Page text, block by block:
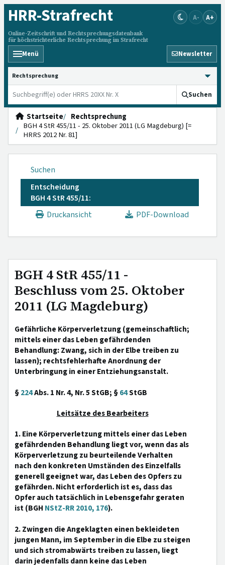
HRR-Strafrecht
Online-Zeitschrift und Rechtsprechungsdatenbank
für höchstrichterliche Rechtsprechung im Strafrecht
A- A+
Menü Newsletter
HRRS durchsuchen
Suchen
Startseite
Rechtsprechung
BGH 4 StR 455/11 - 25. Oktober 2011 (LG Magdeburg) [=
HRRS 2012 Nr. 81]
Suchen
Entscheidung
BGH 4 StR 455/11:
Druckansicht
PDF-Download
BGH 4 StR 455/11 -
Beschluss vom 25. Oktober
2011 (LG Magdeburg)
Gefährliche Körperverletzung (gemeinschaftlich;
mittels einer das Leben gefährdenden
Behandlung: Zwang, sich in der Elbe treiben zu
lassen); rechtsfehlerhafte Anordnung der
Unterbringung in einer Entziehungsanstalt.
§224Abs. 1 Nr. 4, Nr. 5 StGB; §64StGB
Leitsätze des Bearbeiters
1. Eine Körperverletzung mittels einer das Leben
gefährdenden Behandlung liegt vor, wenn das als
Körperverletzung zu beurteilende Verhalten
nach den konkreten Umständen des Einzelfalls
generell geeignet war, das Leben des Opfers zu
gefährden. Nicht erforderlich ist es, dass das
Opfer auch tatsächlich in Lebensgefahr geraten
ist (BGH NStZ-RR 2010, 176).
2. Zwingen die Angeklagten einen bekleideten
jungen Mann, im September in die Elbe zu steigen
und sich stromabwärts treiben zu lassen, liegt
darin jedenfalls dann keine das Leben